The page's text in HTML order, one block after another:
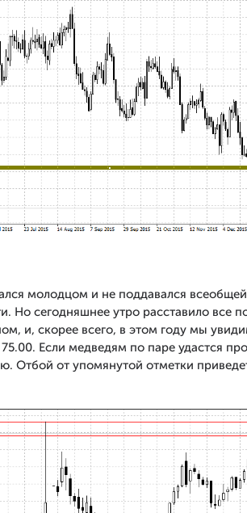
молодцом и не поддавался
Но сегодняшнее утро расставило все
и, скорее всего, в этом году мы
Если медведям по паре удастся
Отбой от упомянутой отметки